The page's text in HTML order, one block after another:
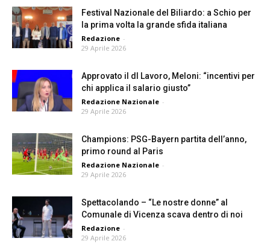
Festival Nazionale del Biliardo: a Schio per
la prima volta la grande sfida italiana
Redazione -
29 Aprile 2026
Approvato il dl Lavoro, Meloni: “incentivi per
chi applica il salario giusto”
Redazione Nazionale -
29 Aprile 2026
Champions: PSG-Bayern partita dell’anno,
primo round al Paris
Redazione Nazionale -
29 Aprile 2026
Spettacolando – “Le nostre donne” al
Comunale di Vicenza scava dentro di noi
Redazione -
29 Aprile 2026